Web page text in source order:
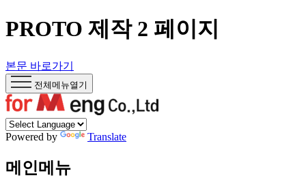
PROTO 제작 2 페이지
본문 바로가기
전체메뉴열기
Powered by Translate
메인메뉴